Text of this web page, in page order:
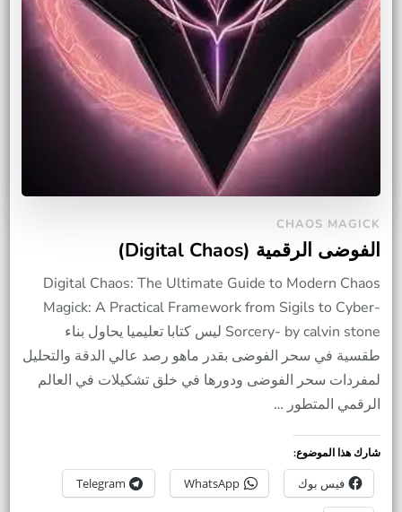
CHAOS MAGICK
الفوضى الرقمية (Digital Chaos)
Digital Chaos: The Ultimate Guide to Modern Chaos
Magick: A Practical Framework from Sigils to Cyber-
Sorcery- by calvin stone ليس كتابا تعليميا يحاول بناء
طقسية في سحر الفوضى بقدر ماهو رصد عالي الدقة والتحليل
لمفردات سحر الفوضى ودورها في خلق تشكيلات في العالم
الرقمي المتطور …
شارك هذا الموضوع:
فيس بوك WhatsApp
Telegram